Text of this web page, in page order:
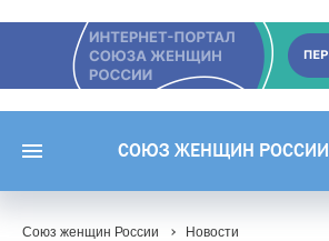
СОЮЗ ЖЕНЩИН РОССИИ
Союз женщин России Новости